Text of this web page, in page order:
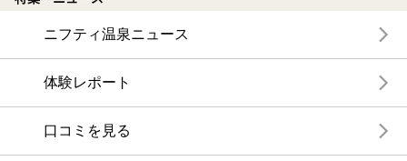
ニフティ温泉ニュース
体験レポート
口コミを見る